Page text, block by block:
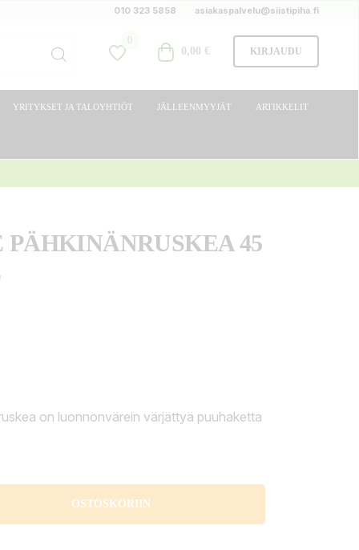
010 323 5858 asiakaspalvelu@siistipiha.fi
0
0,00 € KIRJAUDU
YRITYKSET JA TALOYHTIÖT JÄLLEENMYYJÄT ARTIKKELIT
45
on luonnonvärein värjättyä puuhaketta
OSTOSKORIIN